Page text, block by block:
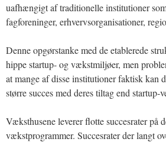
uafhængigt af traditionelle institutioner
fagforeninger, erhvervsorganisationer,
Denne opgørstanke med de etablerede
hippe startup- og vækstmiljøer, men
at mange af disse institutioner faktisk kan
større succes med deres tiltag end startup-
Væksthusene leverer flotte succesrater på
vækstprogrammer. Succesrater der langt